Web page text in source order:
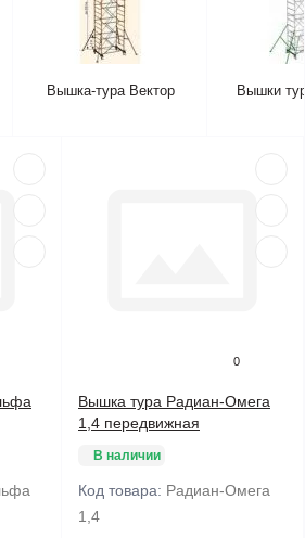
Вышка-тура Вектор Вышки
0
Вышка тура Радиан-Омега
1,4 передвижная
В наличии
Код товара: Радиан-Омега
1,4